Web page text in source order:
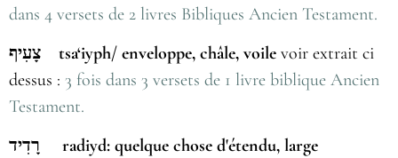
dans 4 versets de 2 livres Bibliques Ancien Testament.
צָעִיף tsa‘iyph/ enveloppe, châle, voile voir extrait ci
dessus : 3 fois dans 3 versets de 1 livre biblique Ancien
Testament.
רָדִיד radiyd: quelque chose d'étendu, large